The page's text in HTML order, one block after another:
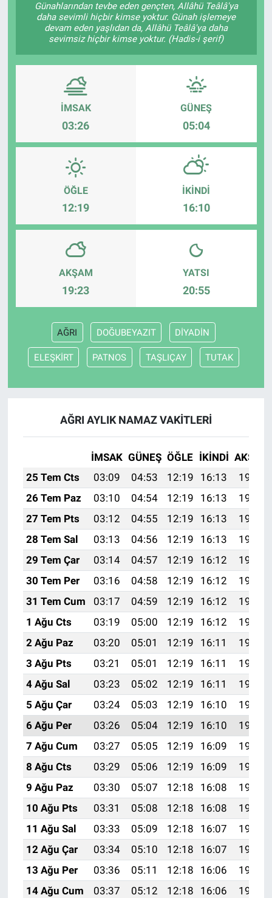
Günahlarından tevbe eden gençten, Allâhü Teâlâ'ya
daha sevimli hiçbir kimse yoktur. Günah işlemeye
devam eden yaşlıdan da, Allâhü Teâlâ'ya daha
sevimsiz hiçbir kimse yoktur. (Hadis-i şerif)
İMSAK
03:26
GÜNEŞ
05:04
ÖĞLE
12:19
İKINDI
16:10
AKŞAM
19:23
YATSI
20:55
AĞRI DOĞUBEYAZIT DİYADİN
ELEŞKİRT PATNOS TAŞLIÇAY TUTAK
AĞRI AYLIK NAMAZ VAKITLERI
İMSAK GÜNEŞ ÖĞLE İKINDI AKŞAM
25 Tem Cts
03:09 04:53 12:19 16:13
19:35
26 Tem Paz
03:10 04:54 12:19 16:13
19:35
27 Tem Pts
03:12 04:55 12:19 16:13
19:34
28 Tem Sal
03:13 04:56 12:19 16:13
19:33
29 Tem Çar
03:14 04:57 12:19 16:12
19:32
30 Tem Per
03:16 04:58 12:19 16:12
19:31
31 Tem Cum
03:17 04:59 12:19 16:12
19:30
1 Ağu Cts
03:19 05:00 12:19 16:12
19:29
2 Ağu Paz
03:20 05:01 12:19 16:11
19:28
3 Ağu Pts
03:21 05:01 12:19 16:11
19:27
4 Ağu Sal
03:23 05:02 12:19 16:11
19:26
5 Ağu Çar
03:24 05:03 12:19 16:10
19:25
6 Ağu Per
03:26 05:04 12:19 16:10
19:23
7 Ağu Cum
03:27 05:05 12:19 16:09
19:22
8 Ağu Cts
03:29 05:06 12:19 16:09
19:21
9 Ağu Paz
03:30 05:07 12:18 16:08
19:20
10 Ağu Pts
03:31 05:08 12:18 16:08
19:19
11 Ağu Sal
03:33 05:09 12:18 16:07
19:17
12 Ağu Çar
03:34 05:10 12:18 16:07
19:16
13 Ağu Per
03:36 05:11 12:18 16:06
19:15
14 Ağu Cum
03:37 05:12 12:18 16:06
19:14
Sağlık
Spor
Teknoloji
Tv Medya
KÜLTÜR SANAT